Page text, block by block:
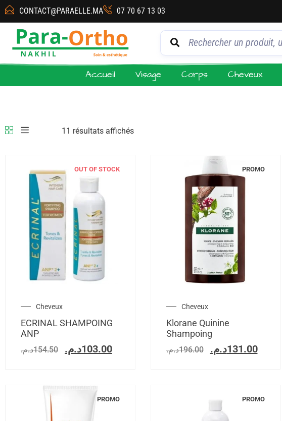
CONTACT@PARAELLE.MA 07 70 67 13 03
Accueil Visage Corps Cheveux
11 résultats affichés
OUT OF STOCK
Cheveux
ECRINAL SHAMPOING
ANP
154.50د.م. 103.00د.م.
PROMO
Cheveux
Klorane Quinine
Shampoing
196.00د.م. 131.00د.م.
PROMO PROMO